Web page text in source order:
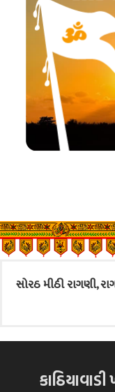
સોરઠ મીઠી રાગણી,
કાઠિયાવાડી